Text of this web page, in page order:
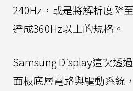
240Hz，或是將解析度降
達成360Hz以上的規格。
Samsung Display這次透
面板底層電路與驅動系統